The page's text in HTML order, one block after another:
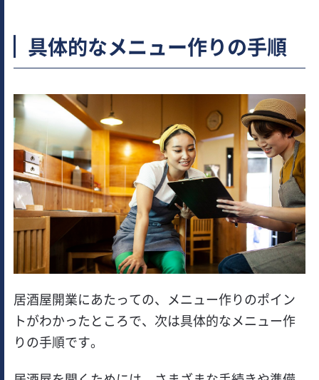
具体的なメニュー作りの手順
居酒屋開業にあたっての、メニュー作りのポイン
トがわかったところで、次は具体的なメニュー作
りの手順です。